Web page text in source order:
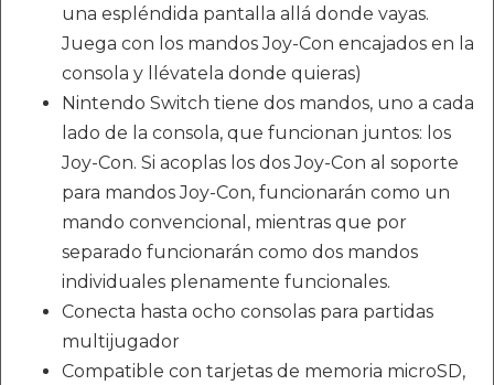
una espléndida pantalla allá donde vayas.
Juega con los mandos Joy-Con encajados en la
consola y llévatela donde quieras)
Nintendo Switch tiene dos mandos, uno a cada
lado de la consola, que funcionan juntos: los
Joy-Con. Si acoplas los dos Joy-Con al soporte
para mandos Joy-Con, funcionarán como un
mando convencional, mientras que por
separado funcionarán como dos mandos
individuales plenamente funcionales.
Conecta hasta ocho consolas para partidas
multijugador
Compatible con tarjetas de memoria microSD,